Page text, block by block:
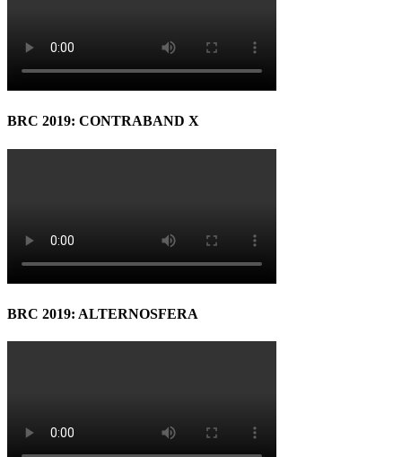
BRC 2019: CONTRABAND X
BRC 2019: ALTERNOSFERA